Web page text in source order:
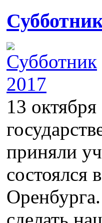
13
приняли
состоялся